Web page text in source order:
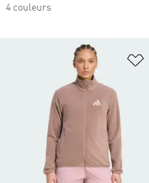
4 couleurs